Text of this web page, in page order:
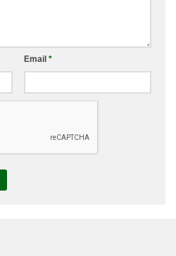
Email *